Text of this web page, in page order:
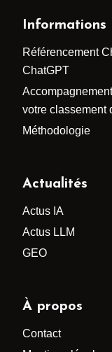
Informations
Référencement
ChatGPT
votre classement
Méthodologie
Actualités
Actus IA
Actus LLM
GEO
À propos
Contact